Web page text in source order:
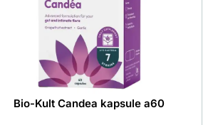
Bio-Kult Candea kapsule a60